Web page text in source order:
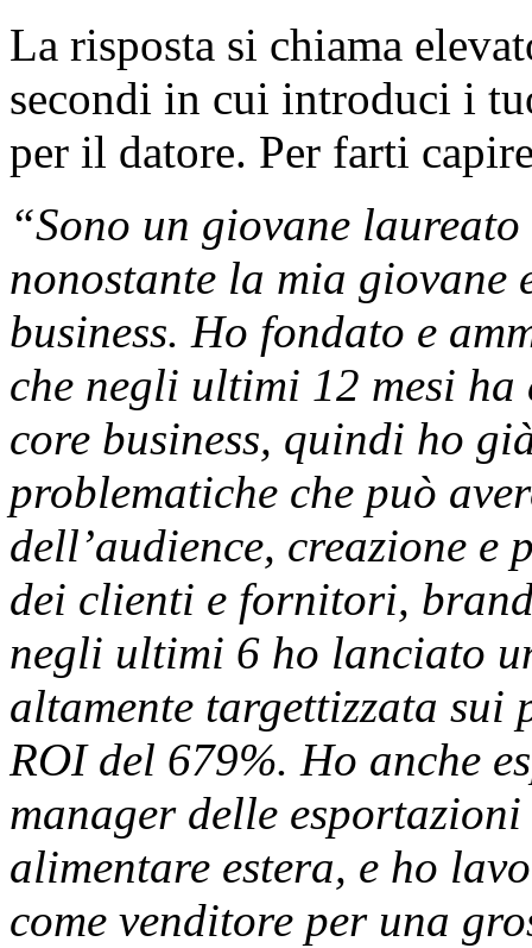
La risposta si chiama
secondi in cui introduci i
per il datore. Per farti
“Sono un giovane
nonostante la mia giovane
business. Ho fondato e
che negli ultimi 12 mesi
core business, quindi ho
problematiche che può
dell’audience, creazione e
dei clienti e fornitori,
negli ultimi 6 ho lanciato
altamente targettizzata sui
ROI del 679%. Ho anche
manager delle
alimentare estera, e ho
come venditore per una